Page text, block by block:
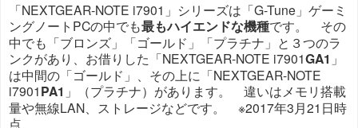
「NEXTGEAR-NOTE i7901」シリーズは「G-Tune」ゲーミ
ングノートPCの中でも最もハイエンドな機種です。 その
中でも「ブロンズ」「ゴールド」「プラチナ」と３つのラ
ンクがあり、お借りした「NEXTGEAR-NOTE i7901GA1 」
は中間の「ゴールド」、その上に「NEXTGEAR-NOTE
i7901PA1 」（プラチナ）があります。 違いはメモリ搭載
量や無線LAN、ストレージなどです。 ※2017年3月21日時
点